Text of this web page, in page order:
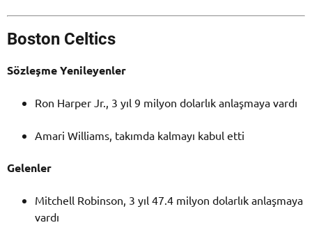
Boston Celtics
Sözleşme Yenileyenler
Ron Harper Jr., 3 yıl 9 milyon dolarlık anlaşmaya vardı
Amari Williams, takımda kalmayı kabul etti
Gelenler
Mitchell Robinson, 3 yıl 47.4 milyon dolarlık anlaşmaya
vardı